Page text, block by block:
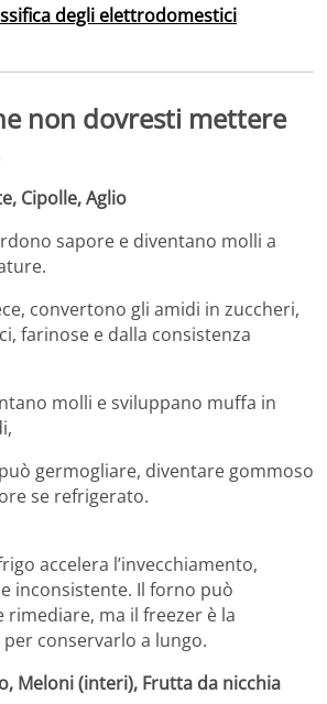
degli elettrodomestici
non dovresti mettere
Cipolle, Aglio
sapore e diventano molli a
convertono gli amidi in zuccheri,
farinose e dalla consistenza
molli e sviluppano muffa in
germogliare, diventare gommoso
se refrigerato.
accelera l’invecchiamento,
inconsistente. Il forno può
ma il freezer è la
conservarlo a lungo.
Meloni (interi), Frutta da nicchia